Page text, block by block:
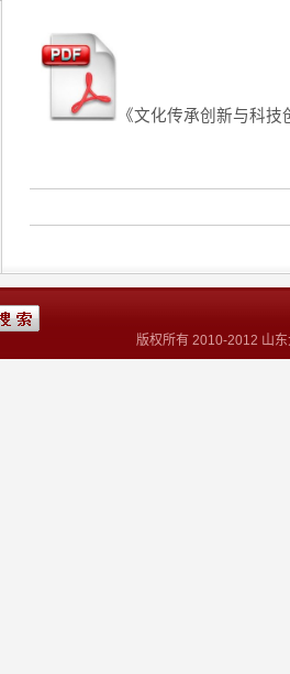
《文化传承创新与科
版权所有 2010-2012 山